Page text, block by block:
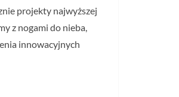
projekty najwyższej
z nogami do nieba,
innowacyjnych